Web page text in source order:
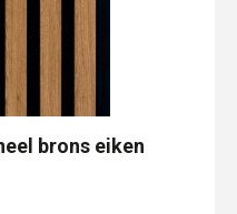
brons eiken